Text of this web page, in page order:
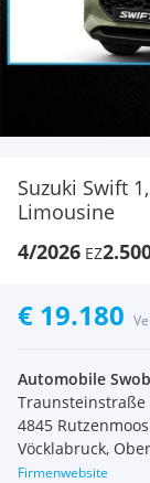
Suzuki Swift
Limousine
4/2026 EZ
€ 19.180
Automobile
Traunsteinstraße
4845 Rutzenmoos
Vöcklabruck,
Firmenwebsite